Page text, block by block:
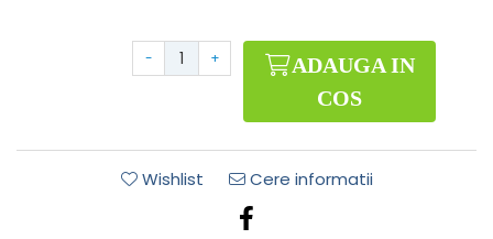
- +
ADAUGA IN
COS
Wishlist Cere informatii